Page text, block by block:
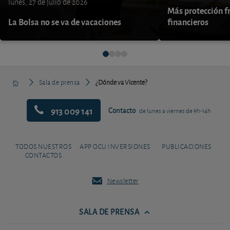
lunes, 27 de julio de 2026
La Bolsa no se va de vacaciones
Más protección
financieros
Sala de prensa ¿Dónde va Vicente?
913 009 141 Contacto de lunes a viernes de 9h-14h
TODOS NUESTROS
CONTACTOS
APP OCU INVERSIONES PUBLICACIONES
Newsletter
SALA DE PRENSA